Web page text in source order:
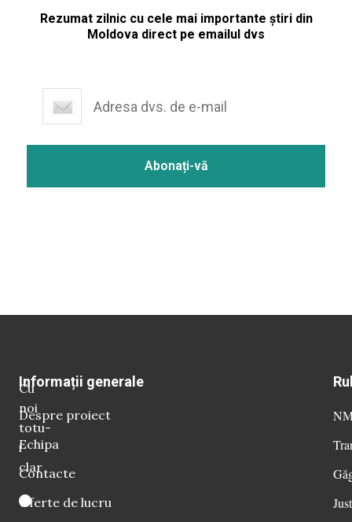
Rezumat zilnic cu cele mai importante știri din
Moldova direct pe emailul dvs
Cu
noi
totu-
i
clar
Informații generale
Despre proiect
Echipa
Contacte
Oferte de lucru